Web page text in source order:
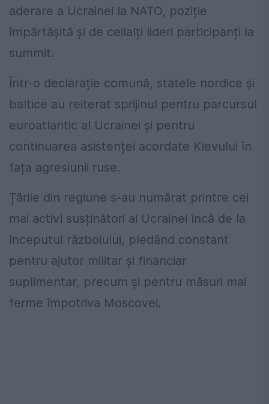
aderare a Ucrainei la NATO, poziție
împărtășită și de ceilalți lideri participanți la
summit.
Într-o declarație comună, statele nordice și
baltice au reiterat sprijinul pentru parcursul
euroatlantic al Ucrainei și pentru
continuarea asistenței acordate Kievului în
fața agresiunii ruse.
Țările din regiune s-au numărat printre cei
mai activi susținători ai Ucrainei încă de la
începutul războiului, pledând constant
pentru ajutor militar și financiar
suplimentar, precum și pentru măsuri mai
ferme împotriva Moscovei.